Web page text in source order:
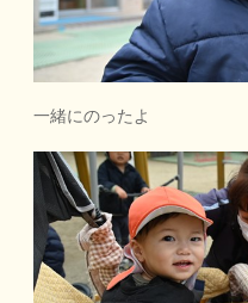
一緒にのったよ